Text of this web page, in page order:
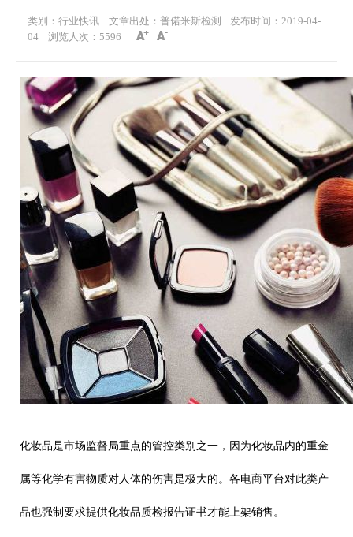
类别：行业快讯 文章出处：普偌米斯检测
发布时间：2019-04-
04
浏览人次： 5596
化妆品是市场监督局重点的管控类别之一，因为化妆品内的重金
属等化学有害物质对人体的伤害是极大的。各电商平台对此类产
品也强制要求提供化妆品质检报告证书才能上架销售。